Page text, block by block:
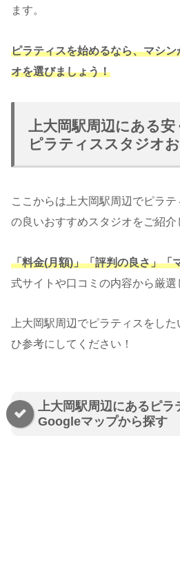
ます。
ピラティスを始めるなら、マシ
オを選びましょう！
上大岡駅周辺にある
ピラティススタジオ
ここからは上大岡駅周辺でピラ
の良いおすすめスタジオをご紹介
「料金(月額)」「評判の良さ」「
式サイトや口コミの内容から厳選
上大岡駅周辺でピラティスをし
ひ参考にしてください！
上大岡駅周辺にあるピラ
Googleマップから探す